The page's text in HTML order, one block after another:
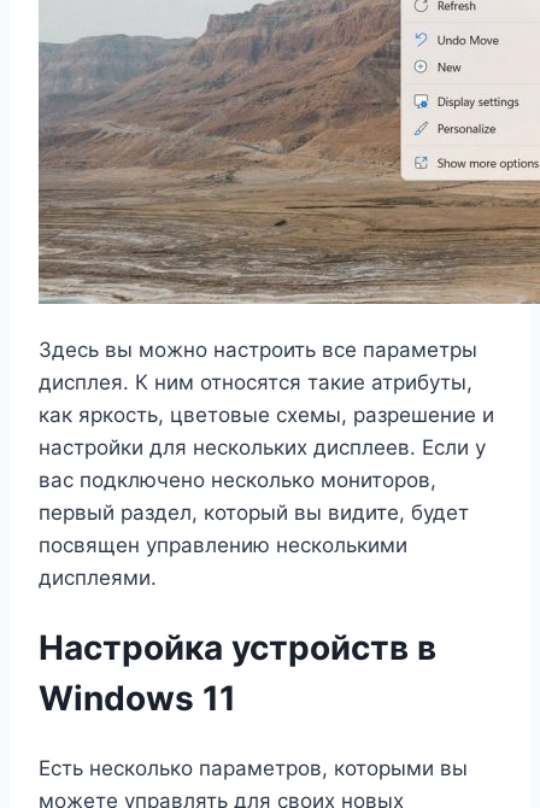
Здесь вы можно настроить все параметры
дисплея. К ним относятся такие атрибуты,
как яркость, цветовые схемы, разрешение и
настройки для нескольких дисплеев. Если у
вас подключено несколько мониторов,
первый раздел, который вы видите, будет
посвящен управлению несколькими
дисплеями.
Настройка устройств в
Windows 11
Есть несколько параметров, которыми вы
можете управлять для своих новых